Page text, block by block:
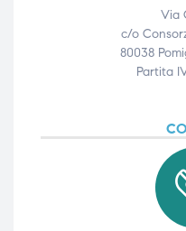
Via
c/o
80038
Partita